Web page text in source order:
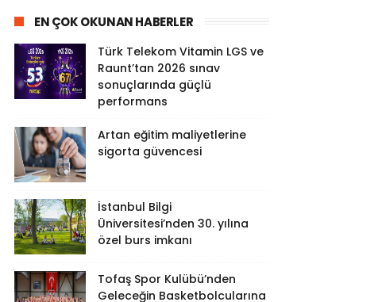
EN ÇOK OKUNAN HABERLER
Türk Telekom Vitamin LGS ve
Raunt’tan 2026 sınav
sonuçlarında güçlü
performans
Artan eğitim maliyetlerine
sigorta güvencesi
İstanbul Bilgi
Üniversitesi’nden 30. yılına
özel burs imkanı
Tofaş Spor Kulübü’nden
Geleceğin Basketbolcularına